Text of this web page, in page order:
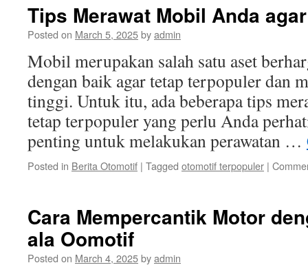
Tips Merawat Mobil Anda
Posted on March 5, 2025byadmin
Mobil merupakan salah satu aset
dengan baik agar tetap terpopuler dan
tinggi. Untuk itu, ada beberapa tips
tetap terpopuler yang perlu Anda
penting untuk melakukan perawatan …
Posted in Berita Otomotif | Tagged otomotif terpopuler |
Cara Mempercantik Motor
ala Oomotif
Posted on March 4, 2025byadmin